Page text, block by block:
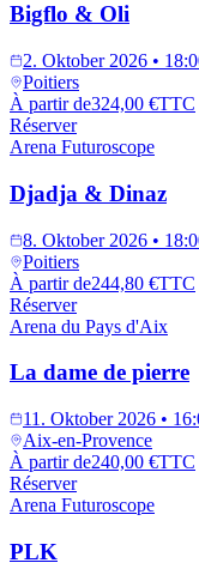
Bigflo & Oli
2. Oktober 2026 •
Poitiers
À partir de324,00 €TTC
Réserver
Arena Futuroscope
Djadja & Dinaz
8. Oktober 2026 •
Poitiers
À partir de244,80 €TTC
Réserver
Arena du Pays d'Aix
La dame de pierre
11. Oktober 2026 •
Aix-en-Provence
À partir de240,00 €TTC
Réserver
Arena Futuroscope
PLK